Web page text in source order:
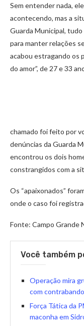
Sem entender nada,
acontecendo, mas a
Guarda Municipal,
para manter relações
acabou estragando os
do amor”, de 27 e 33
chamado foi feito por
denúncias da Guarda
encontrou os dois
constrangidos com a
Os “apaixonados”
onde o caso foi
Fonte: Campo Grande
Você também
Operação mira
com
Força Tática da
maconha em